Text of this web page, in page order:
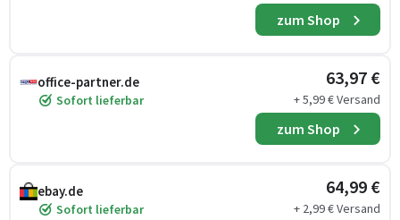
zum Shop
office-partner.de
Sofort lieferbar
63,97 €
+ 5,99 € Versand
zum Shop
ebay.de
Sofort lieferbar
64,99 €
+ 2,99 € Versand